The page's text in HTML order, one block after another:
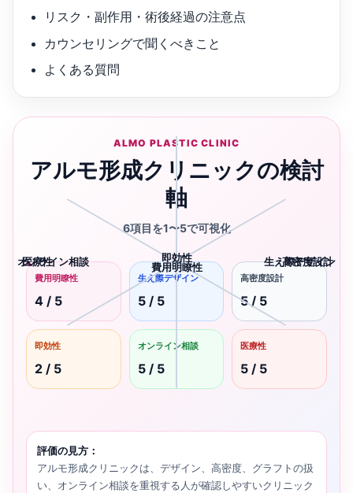
リスク・副作用・術後経過の注意点
カウンセリングで聞くべきこと
よくある質問
ALMO PLASTIC CLINIC
アルモ形成クリニックの検討
軸
6項目を1〜5で可視化
費用明瞭性 生え際デザイン
高密度設計
即効性
オンライン相談
医療性
費用明瞭性
4 / 5
生え際デザイン
5 / 5
高密度設計
5 / 5
即効性
2 / 5
オンライン相談
5 / 5
医療性
5 / 5
評価の見方：
アルモ形成クリニックは、デザイン、高密度、グラフトの扱
い、オンライン相談を重視する人が確認しやすいクリニック